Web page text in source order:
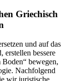
Griechisch
und auf das
erstellen bessere
bewegen,
Nachfolgend